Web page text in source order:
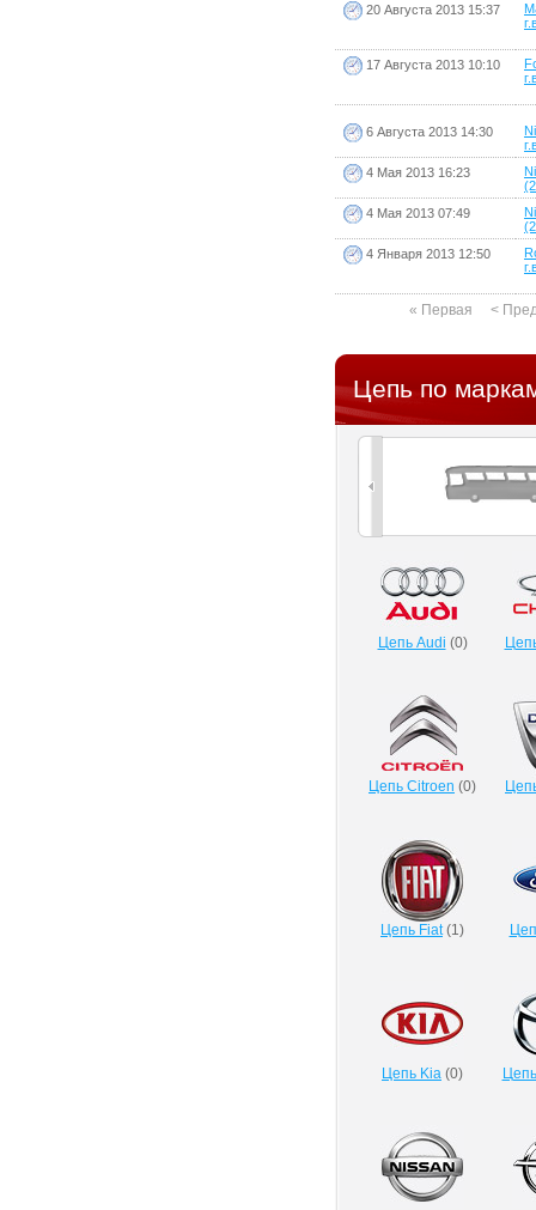
20 Августа 2013 15:37
17 Августа 2013 10:10
6 Августа 2013 14:30
4 Мая 2013 16:23
4 Мая 2013 07:49
4 Января 2013 12:50
« Первая <
Цепь по
Цепь Audi (0)
Цепь Citroen (0)
Цепь Fiat(1)
Цепь Kia (0)